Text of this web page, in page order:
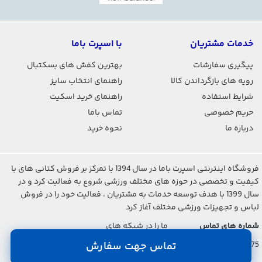
تماس جهت سفارش
خدمات مشتریان
پیگیری سفارشات
رویه های بازگرداندن کالا
شرایط استفاده
حریم خصوصی
درباره ما
با اسپرت باما
بهترین کفش های بسکتبال
راهنمای انتخاب سایز
راهنمای خرید اسکیت
تماس باما
نحوه خرید
فروشگاه اینترنتی اسپرت باما در سال 1394 با تمرکز بر فروش کتانی های با
کیفیت و تخصصی در حوزه های مختلف ورزشی شروع به فعالیت کرد و در
سال 1399 با هدف توسعه خدمات به مشتریان ، فعالیت خود را در فروش
لباس و تجهیزات ورزشی مختلف آغاز کرد
شماره های تماس
021-2842-7275
ما را در شبکه های
اجتماعی دنبال کنید